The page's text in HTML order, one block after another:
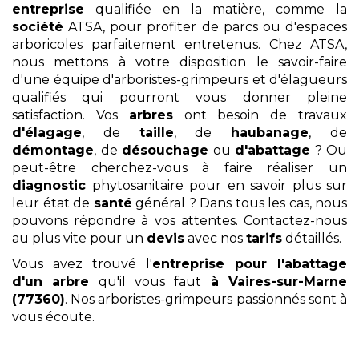
entreprise qualifiée en la matière, comme la
société ATSA, pour profiter de parcs ou d'espaces
arboricoles parfaitement entretenus. Chez ATSA,
nous mettons à votre disposition le savoir-faire
d'une équipe d'arboristes-grimpeurs et d'élagueurs
qualifiés qui pourront vous donner pleine
satisfaction. Vos arbresont besoin de travaux
d'élagage, de taille, de haubanage, de
démontage, de désouchage ou d'abattage ? Ou
peut-être cherchez-vous à faire réaliser un
diagnostic phytosanitaire pour en savoir plus sur
leur état de santé général ? Dans tous les cas, nous
pouvons répondre à vos attentes. Contactez-nous
au plus vite pour un devis avec nos tarifs détaillés.
Vous avez trouvé l'entreprise pour l'abattage
d'un arbre qu'il vous faut à Vaires-sur-Marne
(77360). Nos arboristes-grimpeurs passionnés sont à
vous écoute.